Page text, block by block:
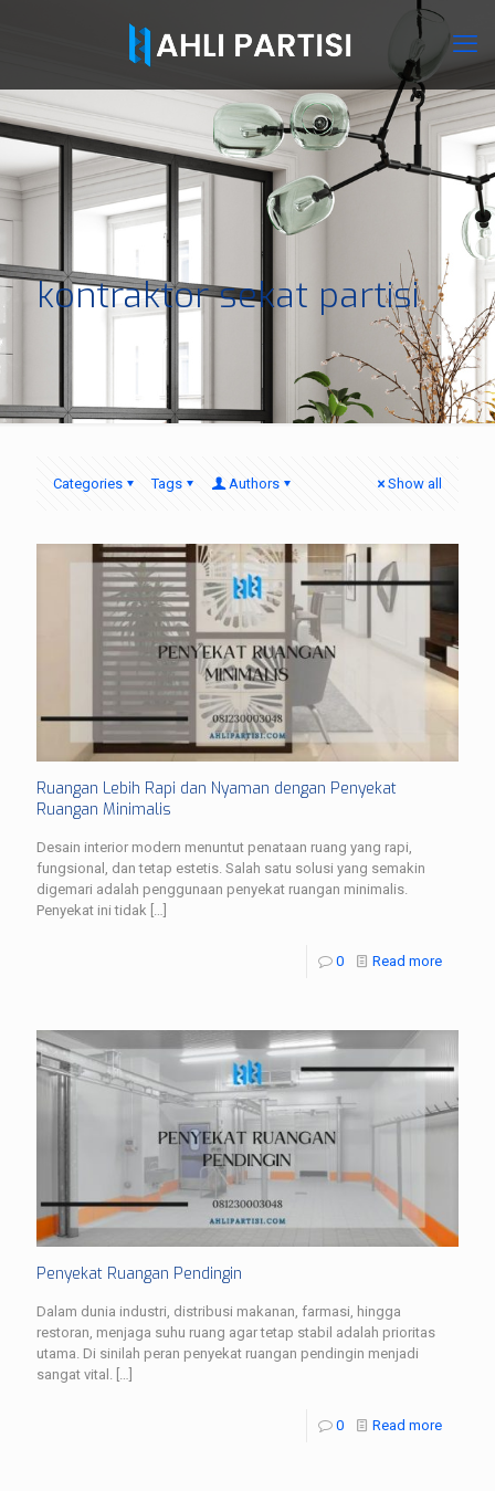
kontraktor sekat partisi
Categories Tags Authors Show all
Ruangan Lebih Rapi dan Nyaman dengan Penyekat
Ruangan Minimalis
Desain interior modern menuntut penataan ruang yang rapi,
fungsional, dan tetap estetis. Salah satu solusi yang semakin
digemari adalah penggunaan penyekat ruangan minimalis.
Penyekat ini tidak […]
0 Read more
Penyekat Ruangan Pendingin
Dalam dunia industri, distribusi makanan, farmasi, hingga
restoran, menjaga suhu ruang agar tetap stabil adalah prioritas
utama. Di sinilah peran penyekat ruangan pendingin menjadi
sangat vital. […]
0 Read more